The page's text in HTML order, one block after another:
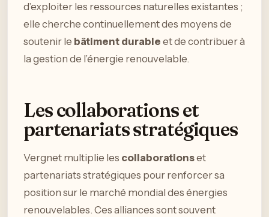
d’exploiter les ressources naturelles existantes ;
elle cherche continuellement des moyens de
soutenir le bâtiment durable et de contribuer à
la gestion de l’énergie renouvelable.
Les collaborations et
partenariats stratégiques
Vergnet multiplie les collaborationset
partenariats stratégiques pour renforcer sa
position sur le marché mondial des énergies
renouvelables. Ces alliances sont souvent